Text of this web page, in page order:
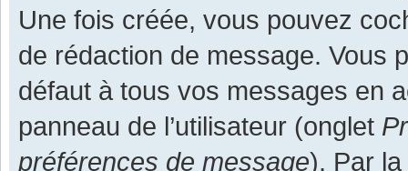
Une fois créée, vous pouvez
de rédaction de message. Vous
défaut à tous vos messages en
panneau de l’utilisateur (onglet
préférences de message). Par